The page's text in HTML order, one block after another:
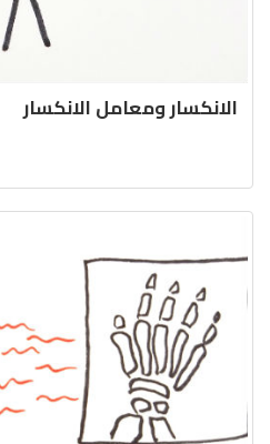
الانكسار ومعامل الانكسار